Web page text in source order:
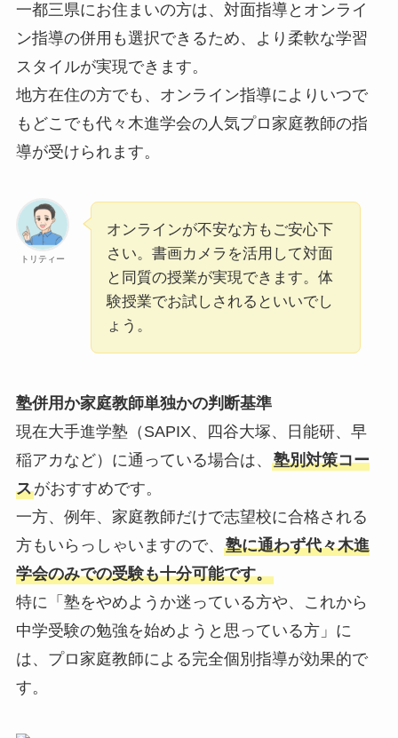
一都三県にお住まいの方は、対面指導とオンライ
ン指導の併用も選択できるため、より柔軟な学習
スタイルが実現できます。
地方在住の方でも、オンライン指導によりいつで
もどこでも代々木進学会の人気プロ家庭教師の指
導が受けられます。
トリティー
オンラインが不安な方もご安心下
さい。書画カメラを活用して対面
と同質の授業が実現できます。体
験授業でお試しされるといいでし
ょう。
塾併用か家庭教師単独かの判断基準
現在大手進学塾（SAPIX、四谷大塚、日能研、早
稲アカなど）に通っている場合は、 塾別対策コー
スがおすすめです。
一方、例年、家庭教師だけで志望校に合格される
方もいらっしゃいますので、 塾に通わず代々木進
学会のみでの受験も十分可能です。
特に「塾をやめようか迷っている方や、これから
中学受験の勉強を始めようと思っている方」に
は、プロ家庭教師による完全個別指導が効果的で
す。